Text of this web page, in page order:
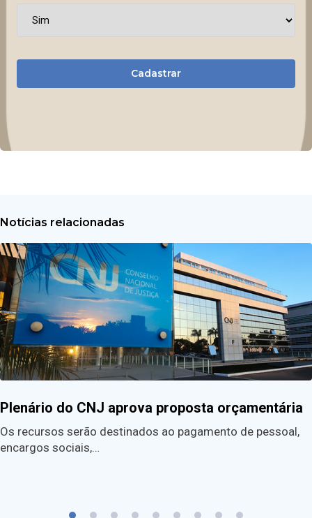
Cadastrar
Notícias relacionadas
Plenário do CNJ aprova proposta orçamentária
Os recursos serão destinados ao pagamento de pessoal,
encargos sociais,…